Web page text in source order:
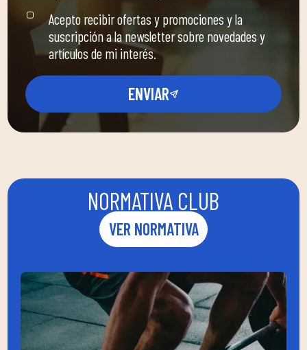
Acepto recibir ofertas y promociones y la
suscripción a la newsletter sobre novedades y
artículos de mi interés.
ENVIAR
NORMATIVA CLUB
VER NORMATIVA